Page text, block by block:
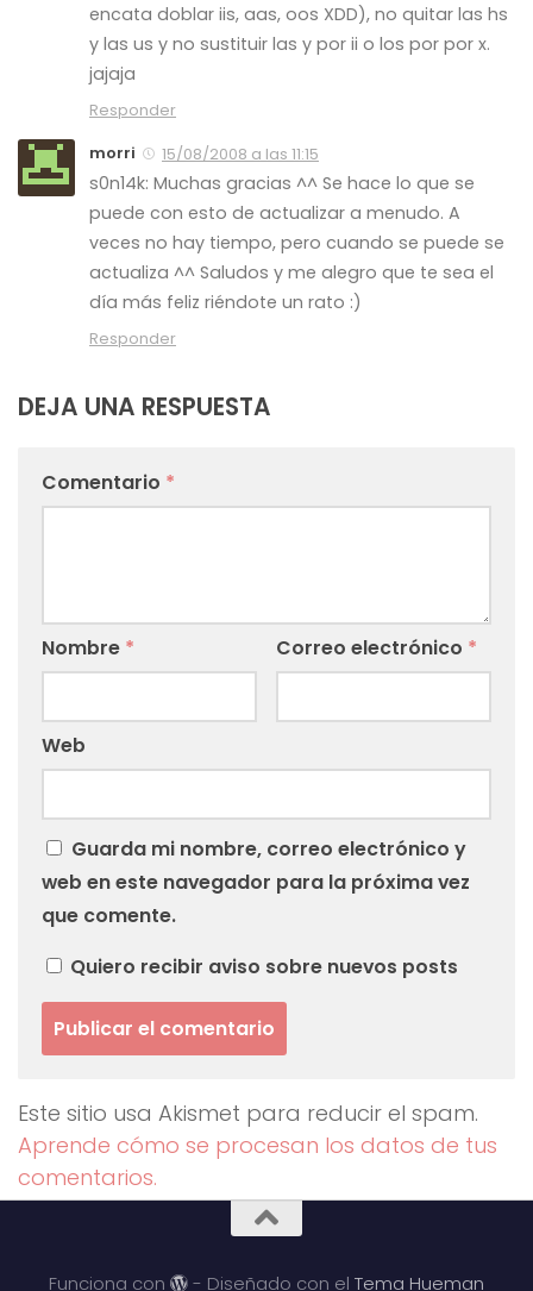
encata doblar iis, aas, oos XDD), no quitar las hs
y las us y no sustituir las y por ii o los por por x.
jajaja
Responder
morri
15/08/2008 a las 11:15
s0n14k: Muchas gracias ^^ Se hace lo que se
puede con esto de actualizar a menudo. A
veces no hay tiempo, pero cuando se puede se
actualiza ^^ Saludos y me alegro que te sea el
día más feliz riéndote un rato :)
Responder
DEJA UNA RESPUESTA
Comentario *
Nombre * Correo electrónico *
Web
Guarda mi nombre, correo electrónico y
web en este navegador para la próxima vez
que comente.
Quiero recibir aviso sobre nuevos posts
Este sitio usa Akismet para reducir el spam.
Aprende cómo se procesan los datos de tus
comentarios.
Funciona con - Diseñado con el Tema Hueman